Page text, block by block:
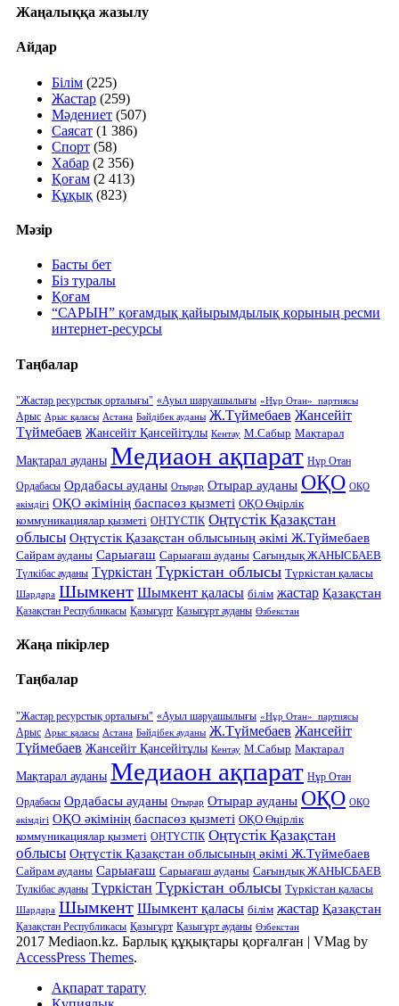
Жаңалыққа жазылу
Айдар
Білім (225)
Жастар (259)
Мәдениет (507)
Саясат (1 386)
Спорт (58)
Хабар (2 356)
Қоғам (2 413)
Құқық (823)
Мәзір
Басты бет
Біз туралы
Қоғам
“САРЫН” қоғамдық қайырымдылық қорының ресми
интернет-ресурсы
Таңбалар
"Жастар ресурстық орталығы" «Ауыл шаруашылығы «Нұр Отан» партиясы
Арыс Арыс қаласы Астана Бәйдібек ауданы Ж.Түймебаев Жансейіт
Түймебаев Жансейіт Қансейітұлы Кентау М.Сабыр Мақтарал
Мақтарал ауданы Медиаон ақпарат Нұр Отан
Ордабасы Ордабасы ауданы Отырар Отырар ауданы ОҚО ОҚО
әкімдігі ОҚО әкімінің баспасөз қызметі ОҚО Өңірлік
коммуникациялар қызметі ОҢТҮСТІК Оңтүстік Қазақстан
облысы Оңтүстік Қазақстан облысының әкімі Ж.Түймебаев
Сайрам ауданы Сарыағаш Сарыағаш ауданы Сағындық ЖАНЫСБАЕВ
Түлкібас ауданы Түркістан Түркістан облысы Түркістан қаласы
Шардара Шымкент Шымкент қаласы білім жастар Қазақстан
Қазақстан Республикасы Қазығұрт Қазығұрт ауданы Өзбекстан
Жаңа пікірлер
Таңбалар
"Жастар ресурстық орталығы" «Ауыл шаруашылығы «Нұр Отан» партиясы
Арыс Арыс қаласы Астана Бәйдібек ауданы Ж.Түймебаев Жансейіт
Түймебаев Жансейіт Қансейітұлы Кентау М.Сабыр Мақтарал
Мақтарал ауданы Медиаон ақпарат Нұр Отан
Ордабасы Ордабасы ауданы Отырар Отырар ауданы ОҚО ОҚО
әкімдігі ОҚО әкімінің баспасөз қызметі ОҚО Өңірлік
коммуникациялар қызметі ОҢТҮСТІК Оңтүстік Қазақстан
облысы Оңтүстік Қазақстан облысының әкімі Ж.Түймебаев
Сайрам ауданы Сарыағаш Сарыағаш ауданы Сағындық ЖАНЫСБАЕВ
Түлкібас ауданы Түркістан Түркістан облысы Түркістан қаласы
Шардара Шымкент Шымкент қаласы білім жастар Қазақстан
Қазақстан Республикасы Қазығұрт Қазығұрт ауданы Өзбекстан
2017 Mediaon.kz. Барлық құқықтары қорғалған | VMag by
AccessPress Themes.
Ақпарат тарату